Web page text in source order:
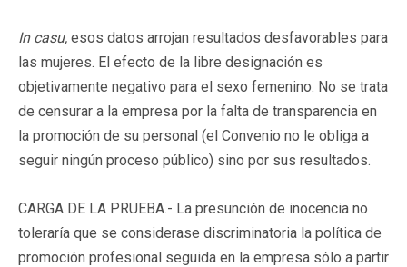
In casu, esos datos arrojan resultados desfavorables para
las mujeres. El efecto de la libre designación es
objetivamente negativo para el sexo femenino. No se trata
de censurar a la empresa por la falta de transparencia en
la promoción de su personal (el Convenio no le obliga a
seguir ningún proceso público) sino por sus resultados.
CARGA DE LA PRUEBA.- La presunción de inocencia no
toleraría que se considerase discriminatoria la política de
promoción profesional seguida en la empresa sólo a partir